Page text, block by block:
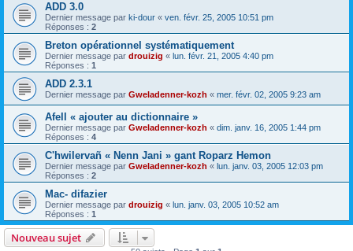
ADD 3.0
Dernier message par ki-dour « ven. févr. 25, 2005 10:51 pm
Réponses : 2
Breton opérationnel systématiquement
Dernier message par drouizig « lun. févr. 21, 2005 4:40 pm
Réponses : 1
ADD 2.3.1
Dernier message par Gweladenner-kozh « mer. févr. 02, 2005 9:23 am
Afell « ajouter au dictionnaire »
Dernier message par Gweladenner-kozh « dim. janv. 16, 2005 1:44 pm
Réponses : 4
C'hwilervañ « Nenn Jani » gant Roparz Hemon
Dernier message par Gweladenner-kozh « lun. janv. 03, 2005 12:03 pm
Réponses : 2
Mac- difazier
Dernier message par drouizig « lun. janv. 03, 2005 10:52 am
Réponses : 1
Nouveau sujet